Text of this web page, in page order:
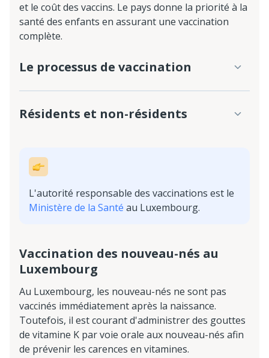
et le coût des vaccins. Le pays donne la priorité à la
santé des enfants en assurant une vaccination
complète.
Le processus de vaccination
Résidents et non-résidents
L'autorité responsable des vaccinations est le
Ministère de la Santé au Luxembourg.
Vaccination des nouveau-nés au
Luxembourg
Au Luxembourg, les nouveau-nés ne sont pas
vaccinés immédiatement après la naissance.
Toutefois, il est courant d'administrer des gouttes
de vitamine K par voie orale aux nouveau-nés afin
de prévenir les carences en vitamines.